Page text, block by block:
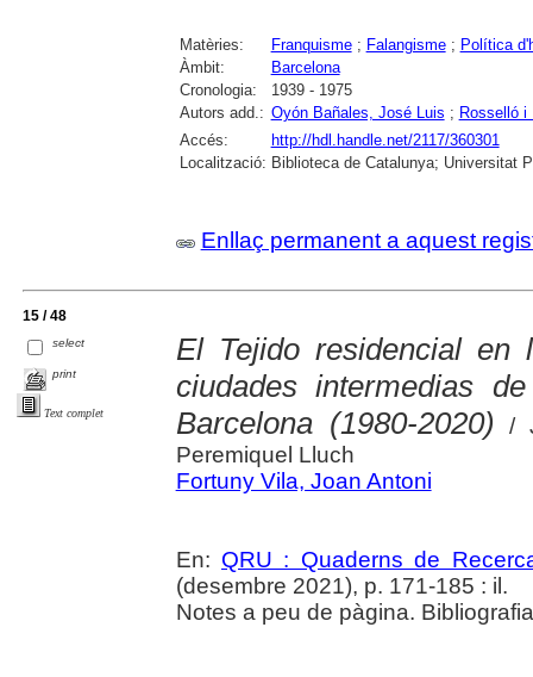
Matèries: Franquisme; Falangisme; Política
Àmbit:
Barcelona
Cronologia:
1939 - 1975
Autors add.: Oyón Bañales, José Luis ; Rosselló i
Accés:
http://hdl.handle.net/2117/360301
Localització: Biblioteca de Catalunya; Universitat
Enllaç permanent a aquest
15 / 48
select
print
Text complet
El Tejido residencial en
ciudades intermedias
Barcelona (1980-2020) /
Peremiquel Lluch
Fortuny Vila, Joan Antoni
En: QRU : Quaderns de
(desembre 2021), p. 171-185 : il.
Notes a peu de pàgina.